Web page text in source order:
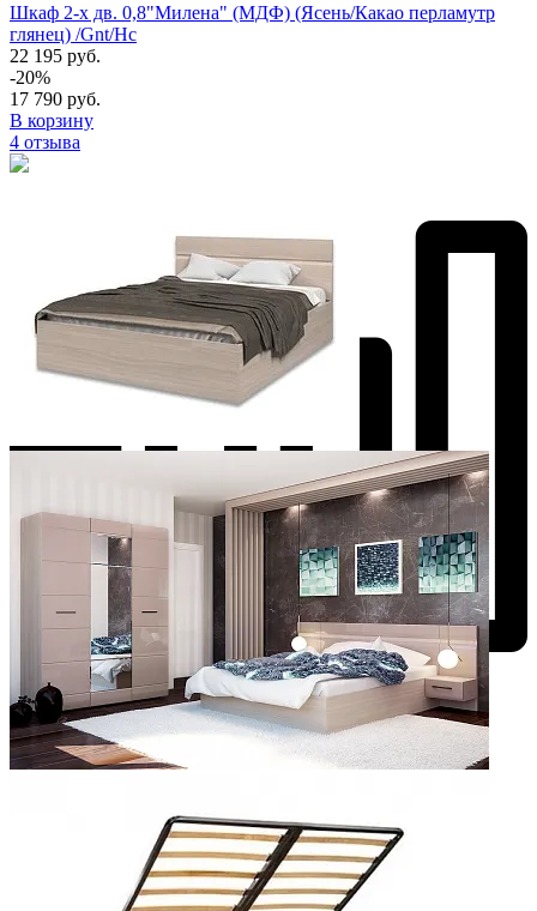
Шкаф 2-х дв. 0,8"Милена" (МДФ) (Ясень/Какао перламутр
глянец) /Gnt/Нс
22 195 руб.
-20%
17 790 руб.
В корзину
4 отзыва
Добавить к сравнению